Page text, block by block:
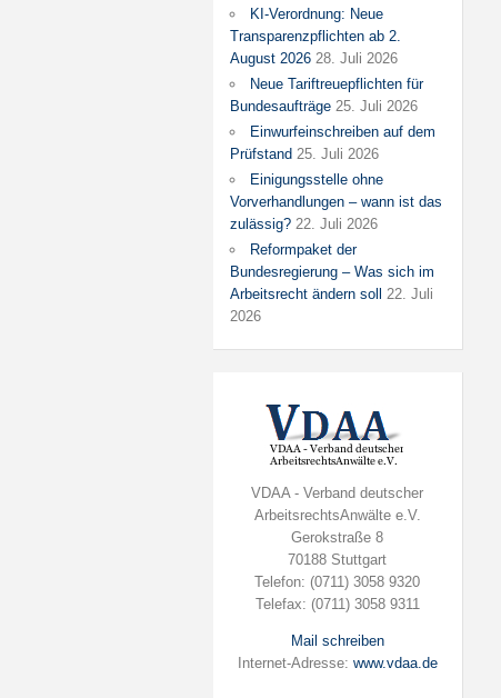
KI-Verordnung: Neue
Transparenzpflichten ab 2.
August 2026 28. Juli 2026
Neue Tariftreuepflichten für
Bundesaufträge 25. Juli 2026
Einwurfeinschreiben auf dem
Prüfstand 25. Juli 2026
Einigungsstelle ohne
Vorverhandlungen – wann ist das
zulässig? 22. Juli 2026
Reformpaket der
Bundesregierung – Was sich im
Arbeitsrecht ändern soll
22. Juli
2026
VDAA - Verband deutscher
ArbeitsrechtsAnwälte e.V.
Gerokstraße 8
70188 Stuttgart
Telefon: (0711) 3058 9320
Telefax: (0711) 3058 9311
Mail schreiben
Internet-Adresse: www.vdaa.de